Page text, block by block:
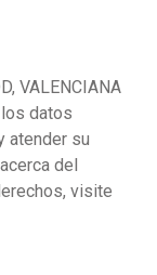
VALENCIANA
los datos
atender su
del
visite